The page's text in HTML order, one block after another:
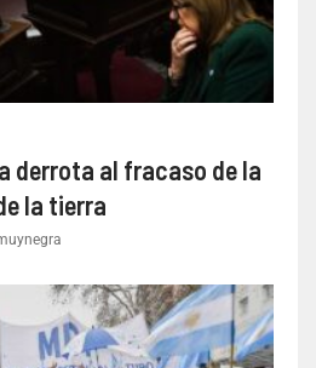
derrota al fracaso de la
la tierra